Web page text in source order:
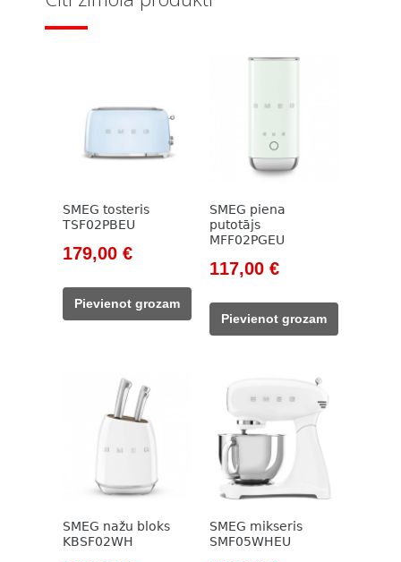
SMEG tosteris
TSF02PBEU
Original
was:
205,00 €.
179,00 €Current
179,00 €.
Pievienot grozam
SMEG piena
putotājs
MFF02PGEU
Original
was:
133,00 €.
117,00 €Current
117,00 €.
Pievienot grozam
SMEG nažu bloks
KBSF02WH
SMEG mikseris
SMF05WHEU